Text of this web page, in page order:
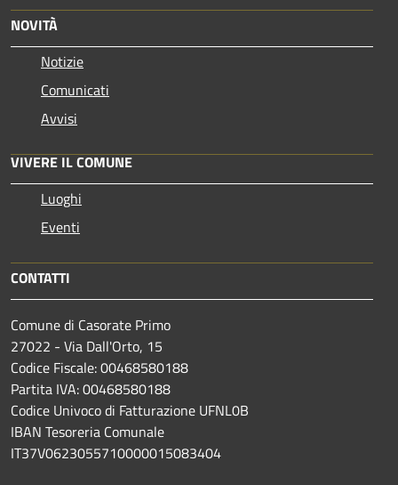
NOVITÀ
Notizie
Comunicati
Avvisi
VIVERE IL COMUNE
Luoghi
Eventi
CONTATTI
Comune di Casorate Primo
27022 - Via Dall'Orto, 15
Codice Fiscale: 00468580188
Partita IVA: 00468580188
Codice Univoco di Fatturazione UFNL0B
IBAN Tesoreria Comunale
IT37V0623055710000015083404